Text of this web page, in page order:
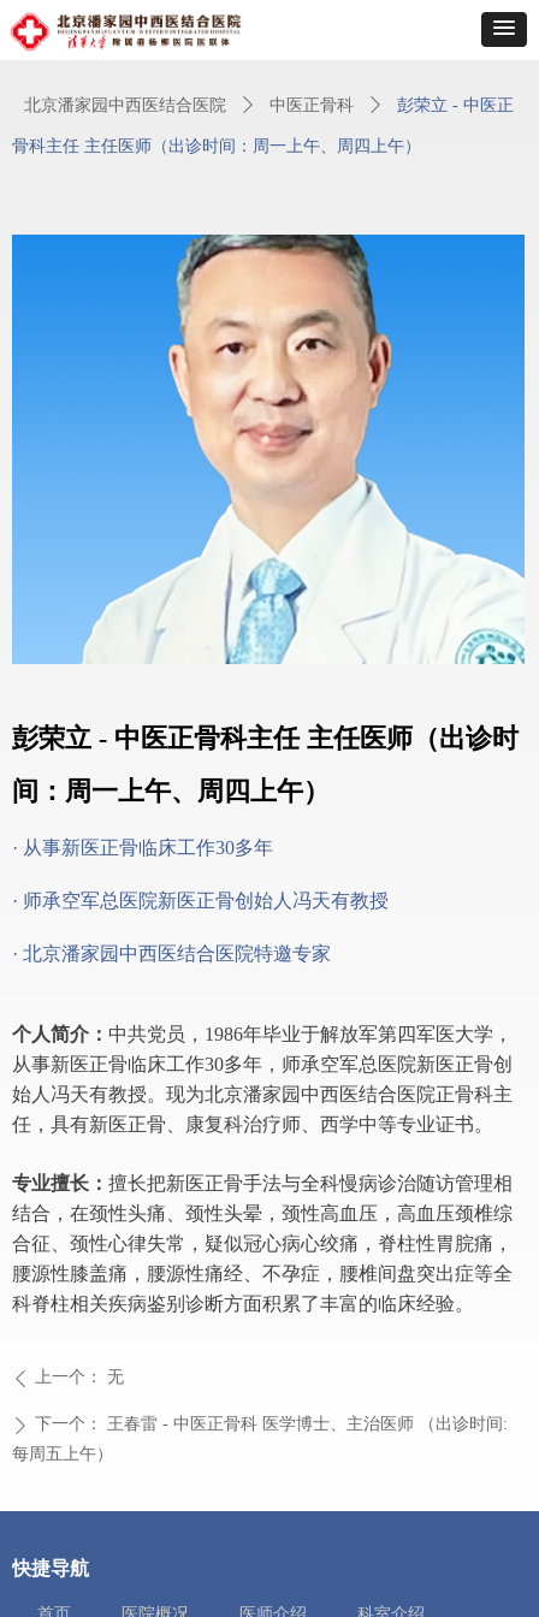
北京潘家园中西医结合医院 ꄲ 中医正骨科 ꄲ 彭荣立 - 中医正
骨科主任 主任医师（出诊时间：周一上午、周四上午）
彭荣立 - 中医正骨科主任 主任医师（出诊时
间：周一上午、周四上午）
· 从事新医正骨临床工作30多年
· 师承空军总医院新医正骨创始人冯天有教授
· 北京潘家园中西医结合医院特邀专家
ꄴ 上一个： 无
ꄲ 下一个：
王春雷 - 中医正骨科 医学博士、主治医师 （出诊时间:
每周五上午）
个人简介： 中共党员，1986年毕业于解放军第四军医大学，
从事新医正骨临床工作30多年，师承空军总医院新医正骨创
始人冯天有教授。现为北京潘家园中西医结合医院正骨科主
任，具有新医正骨、康复科治疗师、西学中等专业证书。
专业擅长： 擅长把新医正骨手法与全科慢病诊治随访管理相
结合，在颈性头痛、颈性头晕，颈性高血压，高血压颈椎综
合征、颈性心律失常，疑似冠心病心绞痛，脊柱性胃脘痛，
腰源性膝盖痛，腰源性痛经、不孕症，腰椎间盘突出症等全
科脊柱相关疾病鉴别诊断方面积累了丰富的临床经验。
快捷导航